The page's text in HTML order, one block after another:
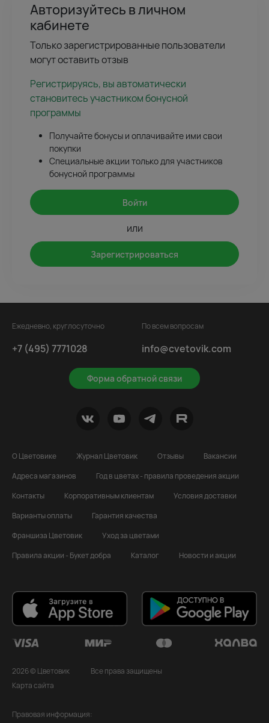
Авторизуйтесь в личном
кабинете
Только зарегистрированные пользователи
могут оставить отзыв
Регистрируясь, вы автоматически
становитесь участником бонусной
программы
Получайте бонусы и оплачивайте ими свои
покупки
Специальные акции только для участников
бонусной программы
Войти
или
Зарегистрироваться
Ежедневно, круглосуточно
+7 (495) 7771028
Форма обратной связи
По всем вопросам
info@cvetovik.com
О Цветовике Журнал Цветовик Отзывы
Вакансии
Адреса магазинов
Год в цветах - правила проведения акции
Контакты
Корпоративным клиентам
Условия доставки
Варианты оплаты
Гарантия качества
Франшиза Цветовик
Уход за цветами
Правила акции - Букет добра
Каталог Новости и акции
2026 © Цветовик
Все права защищены
Карта сайта
Правовая информация: